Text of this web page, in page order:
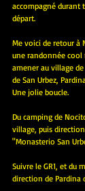
accompagné durant
départ.
Me voici de retour à
une randonnée cool
amener au village
de San Urbez,
Une jolie boucle.
Du camping de
village, puis
"Monasterio San
Suivre le GR1, et du
direction de Pardina